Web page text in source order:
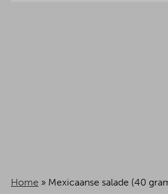
Home » Mexicaanse salade (40